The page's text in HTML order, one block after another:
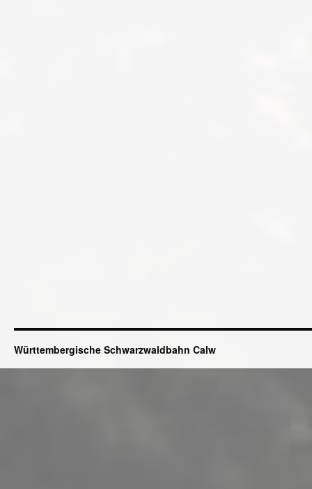
Württembergische Schwarzwaldbahn Calw